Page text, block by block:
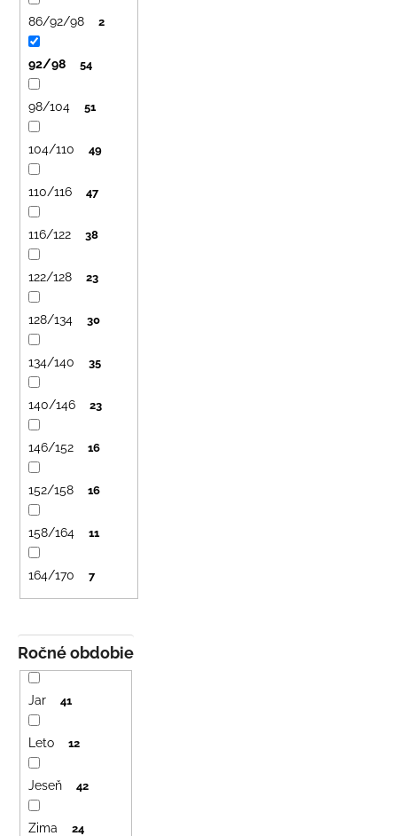
Ročné obdobie
Jar 41
Leto 12
Jeseň 42
Zima 24
86/92/98 2
92/98 54
98/104 51
104/110 49
110/116 47
116/122 38
122/128 23
128/134 30
134/140 35
140/146 23
146/152 16
152/158 16
158/164 11
164/170 7
UŠKAMI
BIELY
€16